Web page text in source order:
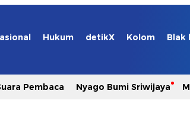
Hukum detikX Kolom Blak
Pembaca Nyago Bumi Sriwijaya